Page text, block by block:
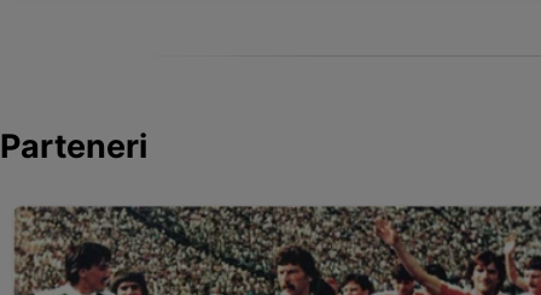
Parteneri